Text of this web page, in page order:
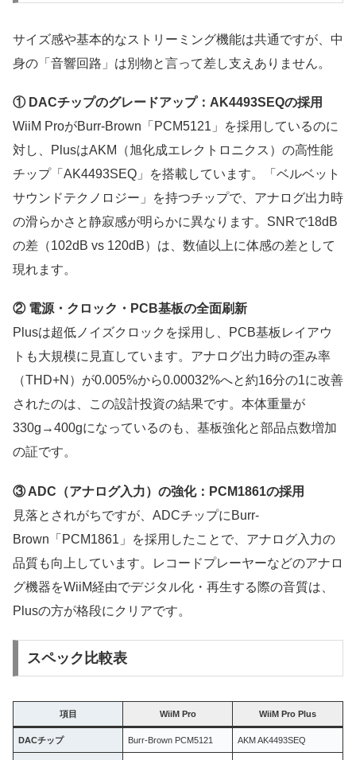
サイズ感や基本的なストリーミング機能は共通ですが、中
身の「音響回路」は別物と言って差し支えありません。
① DACチップのグレードアップ：AK4493SEQの採用
WiiM ProがBurr-Brown「PCM5121」を採用しているのに
対し、PlusはAKM（旭化成エレクトロニクス）の高性能
チップ「AK4493SEQ」を搭載しています。「ベルベット
サウンドテクノロジー」を持つチップで、アナログ出力時
の滑らかさと静寂感が明らかに異なります。SNRで18dB
の差（102dB vs 120dB）は、数値以上に体感の差として
現れます。
② 電源・クロック・PCB基板の全面刷新
Plusは超低ノイズクロックを採用し、PCB基板レイアウ
トも大規模に見直しています。アナログ出力時の歪み率
（THD+N）が0.005%から0.00032%へと約16分の1に改善
されたのは、この設計投資の結果です。本体重量が
330g→400gになっているのも、基板強化と部品点数増加
の証です。
③ ADC（アナログ入力）の強化：PCM1861の採用
見落とされがちですが、ADCチップにBurr-
Brown「PCM1861」を採用したことで、アナログ入力の
品質も向上しています。レコードプレーヤーなどのアナロ
グ機器をWiiM経由でデジタル化・再生する際の音質は、
Plusの方が格段にクリアです。
スペック比較表
項目 WiiM Pro WiiM Pro Plus
DACチップ Burr-Brown PCM5121 AKM AK4493SEQ